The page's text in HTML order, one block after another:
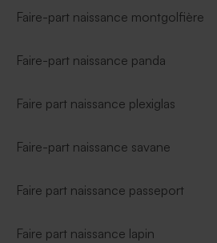
Faire-part naissance montgolfière
Faire-part naissance panda
Faire part naissance plexiglas
Faire-part naissance savane
Faire part naissance passeport
Faire part naissance lapin